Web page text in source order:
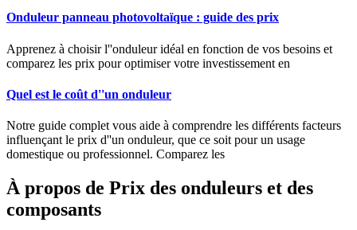
Onduleur panneau photovoltaïque : guide des prix
Apprenez à choisir l''onduleur idéal en fonction de vos besoins et
comparez les prix pour optimiser votre investissement en
Quel est le coût d''un onduleur
Notre guide complet vous aide à comprendre les différents facteurs
influençant le prix d''un onduleur, que ce soit pour un usage
domestique ou professionnel. Comparez les
À propos de Prix des onduleurs et des
composants